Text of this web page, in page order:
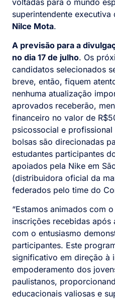
superintendente executiva
Nilce Mota.
A previsão para a
no dia 17 de julho. Os
candidatos selecionados
breve, então, fiquem
nenhuma atualização
aprovados receberão,
financeiro no valor de
psicossocial e profissional
bolsas são direcionadas
estudantes participantes
apoiados pela Nike em
(distribuidora oficial da
federados pelo time do
“Estamos animados com
inscrições recebidas
com o entusiasmo
participantes. Este
significativo em direção à
empoderamento dos
paulistanos,
educacionais valiosas e